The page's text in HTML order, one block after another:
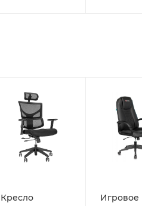
Кресло
Игровое